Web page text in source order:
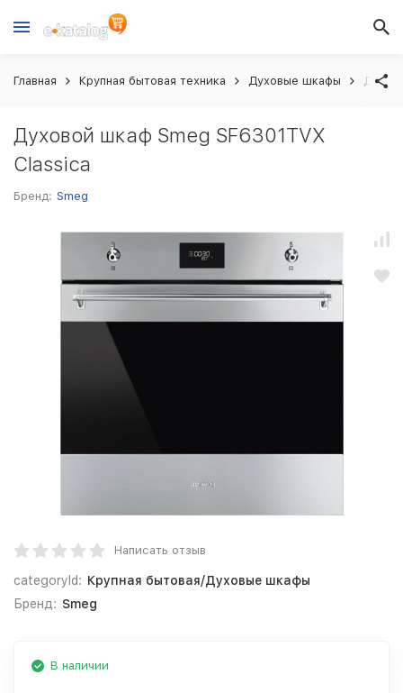
Главная Крупная бытовая техника Духовые шкафы
Духовой шкаф Smeg SF6301TVX
Classica
Бренд: Smeg
Написать отзыв
categoryId: Крупная бытовая/Духовые шкафы
Бренд: Smeg
В наличии